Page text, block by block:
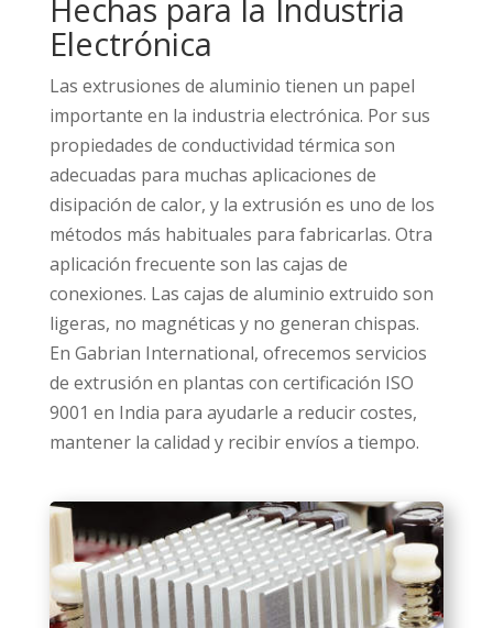
Hechas para la Industria
Electrónica
Las extrusiones de aluminio tienen un papel
importante en la industria electrónica. Por sus
propiedades de conductividad térmica son
adecuadas para muchas aplicaciones de
disipación de calor, y la extrusión es uno de los
métodos más habituales para fabricarlas. Otra
aplicación frecuente son las cajas de
conexiones. Las cajas de aluminio extruido son
ligeras, no magnéticas y no generan chispas.
En Gabrian International, ofrecemos servicios
de extrusión en plantas con certificación ISO
9001 en India para ayudarle a reducir costes,
mantener la calidad y recibir envíos a tiempo.